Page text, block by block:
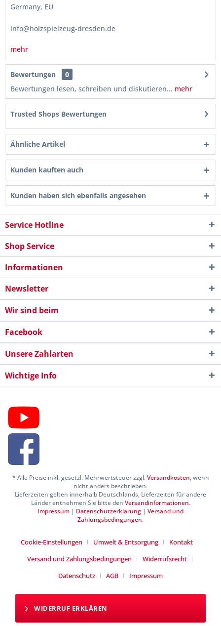
Germany, EU
info@holzspielzeug-dresden.de
mehr
Bewertungen
0
Bewertungen lesen, schreiben und diskutieren... mehr
Trusted Shops Bewertungen
Ähnliche Artikel
Kunden kauften auch
Kunden haben sich ebenfalls angesehen
Service Hotline
Shop Service
Informationen
Newsletter
Wir sind beim
Facebook
Unsere Zahlarten
Wichtige Info
* Alle Preise inkl. gesetzl. Mehrwertsteuer zzgl.Versandkosten, wenn
nicht anders beschrieben.
Lieferzeiten gelten innerhalb Deutschlands, Lieferzeiten für andere
Länder entnehmen Sie bitte den Versandinformationen.
Impressum | Datenschutzerklärung | Versand und
Zahlungsbedingungen.
Cookie-Einstellungen Umwelt & Entsorgung
Kontakt
Versand und Zahlungsbedingungen
Widerrufsrecht
Datenschutz
AGB Impressum
WIDERRUF ERKLÄREN